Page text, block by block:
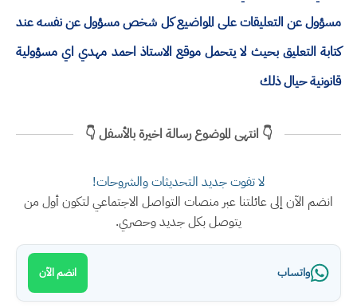
مسؤول عن التعليقات على المواضيع كل شخص مسؤول عن نفسه عند
كتابة التعليق بحيث لا يتحمل موقع الاستاذ احمد مهدي اي مسؤولية
قانونية حيال ذلك
👇 انتهى الموضوع رسالة اخيرة بالأسفل 👇
لا تفوت جديد التحديثات والشروحات!
انضم الآن إلى عائلتنا عبر منصات التواصل الاجتماعي لتكون أول من
يتوصل بكل جديد وحصري.
واتساب انضم الآن